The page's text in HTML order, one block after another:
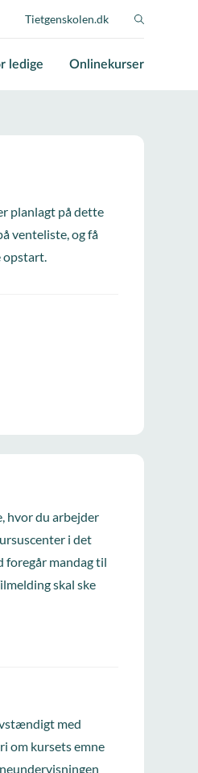
Tietgenskolen.dk
ledige Onlinekurser
planlagt på dette
venteliste, og få
opstart.
hvor du arbejder
i det
foregår mandag til
skal ske
med
om kursets emne